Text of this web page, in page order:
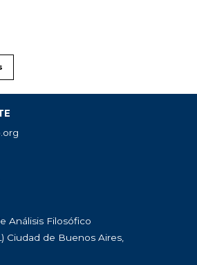
Análisis Filosófico
Ciudad de Buenos Aires,